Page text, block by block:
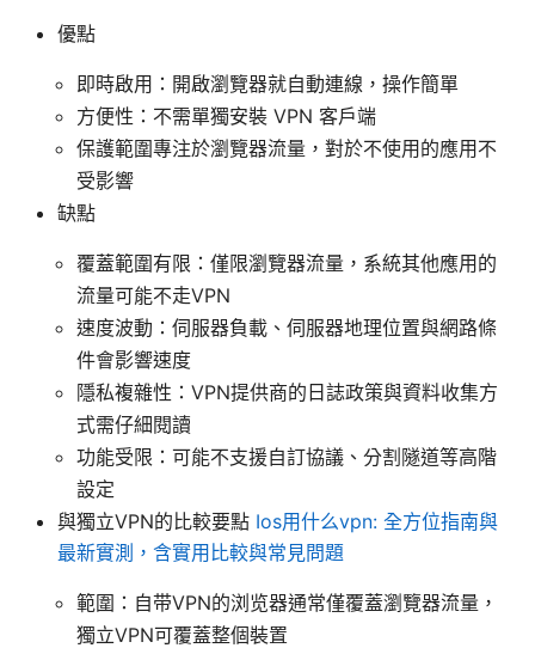
優點
即時啟用：開啟瀏覽器就自動連線，操作簡單
方便性：不需單獨安裝 VPN 客戶端
保護範圍專注於瀏覽器流量，對於不使用的應用不
受影響
缺點
覆蓋範圍有限：僅限瀏覽器流量，系統其他應用的
流量可能不走VPN
速度波動：伺服器負載、伺服器地理位置與網路條
件會影響速度
隱私複雜性：VPN提供商的日誌政策與資料收集方
式需仔細閱讀
功能受限：可能不支援自訂協議、分割隧道等高階
設定
與獨立VPN的比較要點 Ios用什么vpn: 全方位指南與
最新實測，含實用比較與常見問題
範圍：自带VPN的浏览器通常僅覆蓋瀏覽器流量，
獨立VPN可覆蓋整個裝置